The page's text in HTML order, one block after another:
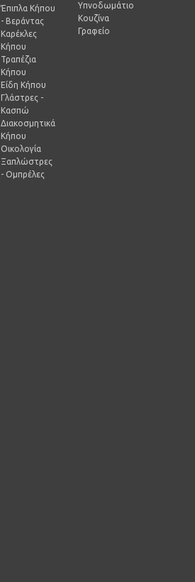
Έπιπλα Κήπου
- Βεράντας
Καρέκλες
Κήπου
Τραπέζια
Κήπου
Είδη Κήπου
Γλάστρες -
Κασπώ
Διακοσμητικά
Κήπου
Οικολογία
Ξαπλώστρες
- Ομπρέλες
Υπνοδωμάτιο
Κουζίνα
Γραφείο